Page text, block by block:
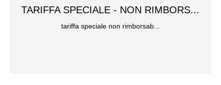
TARIFFA SPECIALE - NON RIMBORS...
tariffa speciale non rimborsab...